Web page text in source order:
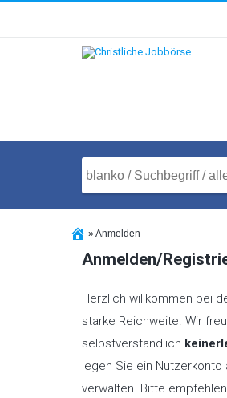
»Anmelden
Anmelden/
Herzlich willkommen bei
starke Reichweite. Wir
selbstverständlich
legen Sie ein
verwalten. Bitte